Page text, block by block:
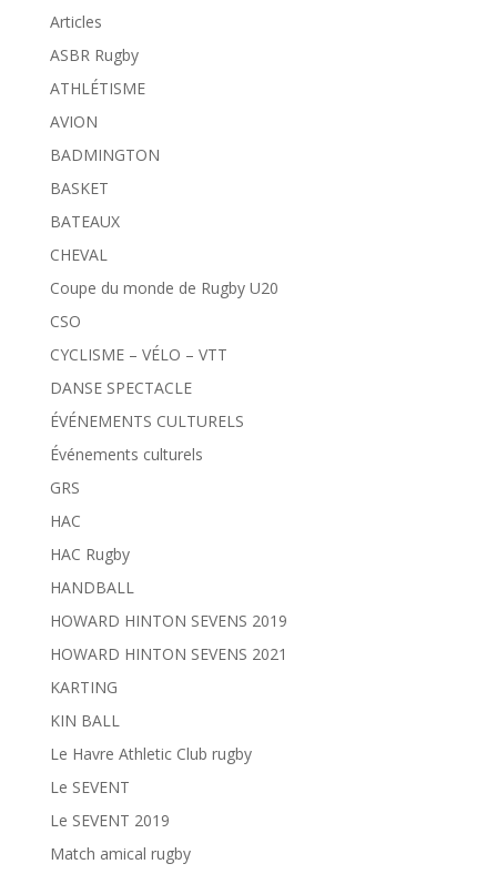
Articles
ASBR Rugby
ATHLÉTISME
AVION
BADMINGTON
BASKET
BATEAUX
CHEVAL
Coupe du monde de Rugby U20
CSO
CYCLISME – VÉLO – VTT
DANSE SPECTACLE
ÉVÉNEMENTS CULTURELS
Événements culturels
GRS
HAC
HAC Rugby
HANDBALL
HOWARD HINTON SEVENS 2019
HOWARD HINTON SEVENS 2021
KARTING
KIN BALL
Le Havre Athletic Club rugby
Le SEVENT
Le SEVENT 2019
Match amical rugby